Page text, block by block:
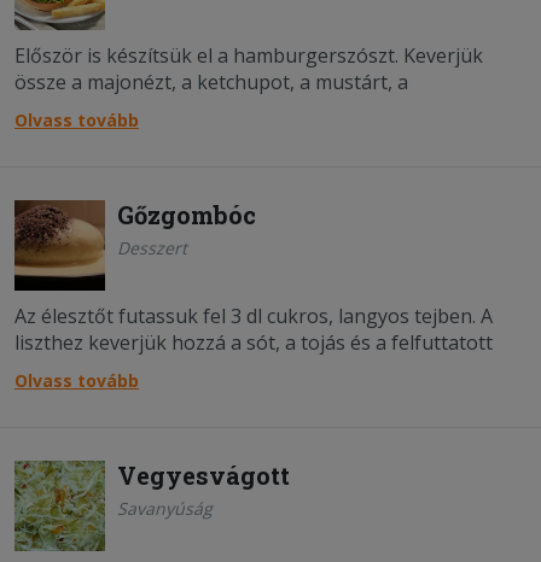
Először is készítsük el a hamburgerszószt. Keverjük
össze a majonézt, a ketchupot, a mustárt, a
fokhagymaport, két csipet borsot és ízlés szerint sót. Ha
jól elkevertük, tegyük hűtőbe. A csirkemellet vágjuk
Olvass tovább
Gőzgombóc
Desszert
Az élesztőt futassuk fel 3 dl cukros, langyos tejben. A
liszthez keverjük hozzá a sót, a tojás és a felfuttatott
élesztőt. Dagasszuk pár percig, majd takarjuk le, és
pihentessük 1 órán keresztül. Közben készítsük el a
Olvass tovább
Vegyesvágott
Savanyúság